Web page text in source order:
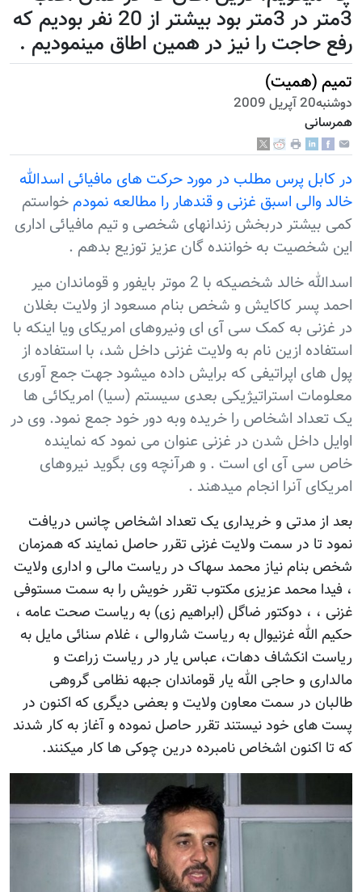
3متر در 3متر بود بیشتر از 20 نفر بودیم که
رفع حاجت را نیز در همین اطاق مینمودیم .
تمیم (همیت)
دوشنبه20 آپریل 2009
همرسانی
در کابل پرس مطلب در مورد حرکت های مافیائی اسدالله
خالد والی اسبق غزنی و قندهار را مطالعه نمودم خواستم
کمی بیشتر دربخش زندانهای شخصی و تیم مافیائی اداری
این شخصیت به خواننده گان عزیز توزیع بدهم .
اسدالله خالد شخصیکه با 2 موتر بایفور و قوماندان میر
احمد پسر کاکایش و شخص بنام مسعود از ولایت بغلان
در غزنی به کمک سی آی ای ونیروهای امریکای ویا اینکه با
استفاده ازین نام به ولایت غزنی داخل شد، با استفاده از
پول های اپراتیفی که برایش داده میشود جهت جمع آوری
معلومات استراتیژیکی بعدی سیستم (سیا) امریکائی ها
یک تعداد اشخاص را خریده وبه دور خود جمع نمود. وی در
اوایل داخل شدن در غزنی عنوان می نمود که نماینده
خاص سی آی ای است . و هرآنچه وی بگوید نیروهای
امریکای آنرا انجام میدهند .
بعد از مدتی و خریداری یک تعداد اشخاص چانس دریافت
نمود تا در سمت ولایت غزنی تقرر حاصل نمایند که همزمان
شخص بنام نیاز محمد سهاک در ریاست مالی و اداری ولایت
، فیدا محمد عزیزی مکتوب تقرر خویش را به سمت مستوفی
غزنی ، ، دوکتور ضاگل (ابراهیم زی) به ریاست صحت عامه ،
حکیم الله غزنیوال به ریاست شاروالی ، غلام سنائی مایل به
ریاست انکشاف دهات، عباس یار در ریاست زراعت و
مالداری و حاجی الله یار قوماندان جبهه نظامی گروهی
طالبان در سمت معاون ولایت و بعضی دیگری که اکنون در
پست های خود نیستند تقرر حاصل نموده و آغاز به کار شدند
که تا اکنون اشخاص نامبرده درین چوکی ها کار میکنند.